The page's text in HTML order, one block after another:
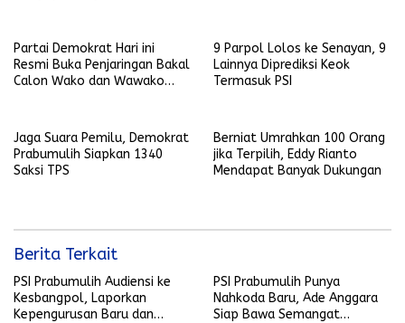
Partai Demokrat Hari ini
Resmi Buka Penjaringan Bakal
Calon Wako dan Wawako
9 Parpol Lolos ke Senayan, 9
Lainnya Diprediksi Keok
Termasuk PSI
Jaga Suara Pemilu, Demokrat
Prabumulih Siapkan 1340
Saksi TPS
Berniat Umrahkan 100 Orang
jika Terpilih, Eddy Rianto
Mendapat Banyak Dukungan
Berita Terkait
PSI Prabumulih Audiensi ke
Kesbangpol, Laporkan
Kepengurusan Baru dan
PSI Prabumulih Punya
Nahkoda Baru, Ade Anggara
Siap Bawa Semangat